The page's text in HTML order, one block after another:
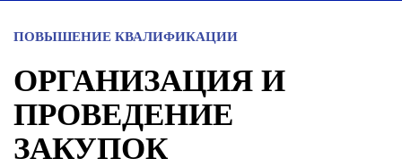
ПОВЫШЕНИЕ КВАЛИФИКАЦИИ
ОРГАНИЗАЦИЯ И
ПРОВЕДЕНИЕ
ЗАКУПОК